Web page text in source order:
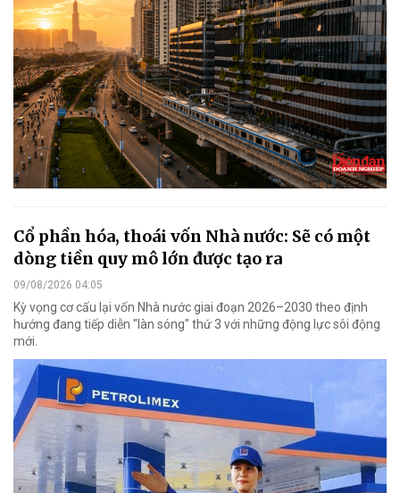
Cổ phần hóa, thoái vốn Nhà nước: Sẽ có một
dòng tiền quy mô lớn được tạo ra
09/08/2026 04:05
Kỳ vọng cơ cấu lại vốn Nhà nước giai đoạn 2026–2030 theo định
hướng đang tiếp diễn "làn sóng" thứ 3 với những động lực sôi động
mới.